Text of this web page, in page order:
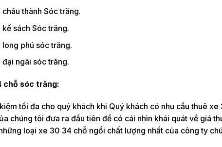
thành Sóc trăng.
sách Sóc trăng.
phú sóc trăng.
ngãi sóc trăng.
chỗ sóc trăng:
tối đa cho quý khách khi Quý khách có nhu cầu thuê
chúng tôi đưa ra đầu tiên để có cái nhìn khái quát về giá
loại xe 30 34 chỗ ngồi chất lượng nhất của công ty